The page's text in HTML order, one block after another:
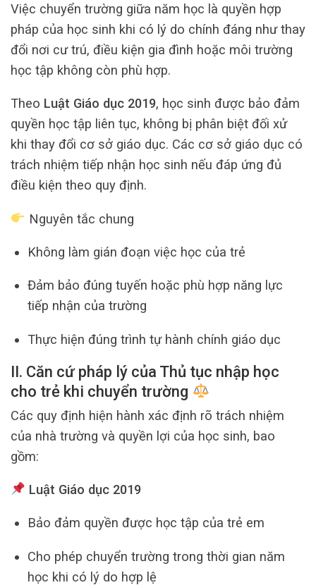
Việc chuyển trường giữa năm học là quyền hợp
pháp của học sinh khi có lý do chính đáng như thay
đổi nơi cư trú, điều kiện gia đình hoặc môi trường
học tập không còn phù hợp.
Theo Luật Giáo dục 2019, học sinh được bảo đảm
quyền học tập liên tục, không bị phân biệt đối xử
khi thay đổi cơ sở giáo dục. Các cơ sở giáo dục có
trách nhiệm tiếp nhận học sinh nếu đáp ứng đủ
điều kiện theo quy định.
Nguyên tắc chung
Không làm gián đoạn việc học của trẻ
Đảm bảo đúng tuyến hoặc phù hợp năng lực
tiếp nhận của trường
Thực hiện đúng trình tự hành chính giáo dục
II. Căn cứ pháp lý của Thủ tục nhập học
cho trẻ khi chuyển trường
Các quy định hiện hành xác định rõ trách nhiệm
của nhà trường và quyền lợi của học sinh, bao
gồm:
Luật Giáo dục 2019
Bảo đảm quyền được học tập của trẻ em
Cho phép chuyển trường trong thời gian năm
học khi có lý do hợp lệ